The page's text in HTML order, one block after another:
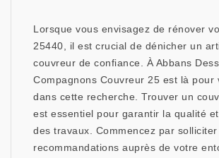
Lorsque vous envisagez de rénover
25440, il est crucial de dénicher un
couvreur de confiance. À Abbans
Compagnons Couvreur 25 est là pour
dans cette recherche. Trouver un
est essentiel pour garantir la qualité
des travaux. Commencez par solliciter
recommandations auprès de votre